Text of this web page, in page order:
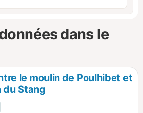
dans le
le moulin de Poulhibet et
du Stang